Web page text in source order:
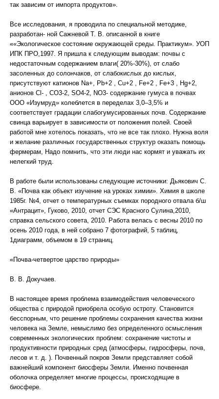
так зависим от импорта продуктов».
Все исследования, я проводила по специальной методике,
разработан- ной Сажневой Т. В. описанной в книге
««Экологическое состояние окружающей среды. Практикум». УОП
ИПК ПРО,1997. Я пришла к следующим выводам: почвы с
недостаточным содержанием влаги( 20%-30%), от слабо
засоленных до солончаков, от слабокислых до кислых,
присутствуют катионов Na+, Pb+2 , Cu+2 , Fe+2 , Fe+3 , Hg+2,
анионов Cl- , CO3-2, SO4-2, NO3- содержание гумуса в почвах
ООО «Изумруд» колеблется в переделах 3,0–3,5% и
соответствует градации слабогумусированных почв. Содержание
свинца варьирует в зависимости от положения полей. Своей
работой мне хотелось показать, что не все так плохо. Нужна воля
и желание различных государственных структур оказать помощь
фермерам, Надо помнить, что эти люди нас кормят и уважать их
нелегкий труд.
В работе были использованы следующие источники: Дьякович С.
В. «Почва как объект изучение на уроках химии». Химия в школе
1985г. №4, отчет о температурных съемках породного отвала б/ш
«Антрацит», Гуково, 2010, отчет СЭС Красного Сулина,2010,
справка сельского совета, 2010. Работа велась с весны 2010 по
осень 2010 года, в ней собрано 7 фотографий, 5 таблиц,
1диаграмм, объемом в 19 страниц.
«Почва-четвертое царство природы»
В. В. Докучаев.
В настоящее время проблема взаимодействия человеческого
общества с природой приобрела особую остроту. Становится
бесспорным, что решение проблемы сохранения качества жизни
человека на Земле, немыслимо без определенного осмысления
современных экологических проблем: сохранение чистоты и
продуктивности природных сред (атмосферы, гидросферы, почв,
лесов и т. д. ). Почвенный покров Земли представляет собой
важнейший компонент биосферы Земли. Именно почвенная
оболочка определяет многие процессы, происходящие в
биосфере.